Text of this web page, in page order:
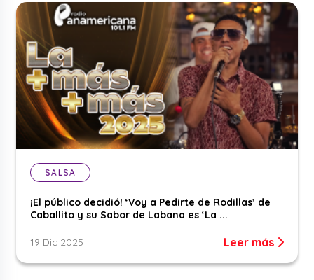
SALSA
¡El público decidió! ‘Voy a Pedirte de Rodillas’ de
Caballito y su Sabor de Labana es ‘La ...
19 Dic 2025 Leer más